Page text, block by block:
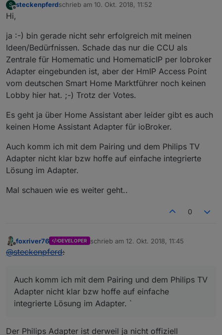
S steckenpferdschrieb am 10. Okt. 2018, 11:52
zuletzt editiert von
Hi,
ja :-) bin gerade nicht sehr erfolgreich mit meinen
Ideen/Bedürfnissen. Schade das nur die CCU als
Zentrale für Homematic und HomematicIP per Iobroker
Adapter eingebunden ist, aber der HmIP Access Point
vom deutschen Smart Home Marktführer noch keinen
Lobby hier hat. ;-) Trotz der Votes.
Es geht ja über Home Assistant aber leider gibt es auch
keinen Home Assistant Adapter für ioBroker.
Auch komm ich mit dem Pairing und dem Philips TV
Adapter nicht klar bzw hoffe auf einfache integrierte
Lösung im Adapter.
Mal schauen wie es weiter geht..
0
Offline
foxriver76 DEVELOPER schrieb am 12. Okt. 2018, 11:45
zuletzt editiert von
@steckenpferd:
Auch komm ich mit dem Pairing und dem Philips TV
Adapter nicht klar bzw hoffe auf einfache
integrierte Lösung im Adapter. `
Der Philips Adapter ist derweil ja nicht offiziell